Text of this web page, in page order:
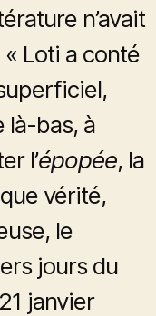
n’avait
Loti a conté
là-bas, à
l’épopée, la
vérité,
le
jours du
janvier